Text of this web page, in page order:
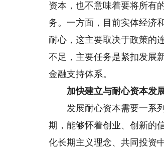
资本，也不意味着要将所有
务。一方面，目前实体经济
耐心，这主要取决于政策的
不足，主要任务是紧扣发展
金融支持体系。
加快建立与耐心资本发
发展耐心资本需要一系列
期，能够怀着创业、创新的
化长期主义理念、共同投资